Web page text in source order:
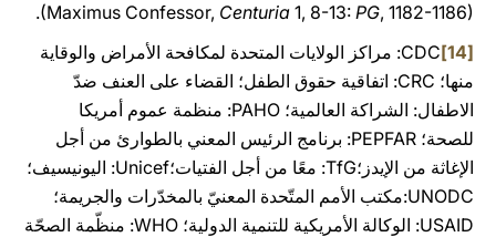
(Maximus Confessor, Centuria 1, 8-13: PG, 1182-1186).
[14]
CDC: مراكز الولايات المتحدة لمكافحة الأمراض والوقاية
منها؛ CRC: اتفاقية حقوق الطفل؛ القضاء على العنف ضدّ
الاطفال: الشراكة العالمية؛ PAHO: منظمة عموم أمريكا
للصحة؛ PEPFAR: برنامج الرئيس المعني بالطوارئ من أجل
الإغاثة من الإيدز؛TfG: معًا من أجل الفتيات؛Unicef: اليونيسيف؛
UNODC:مكتب الأمم المتّحدة المعنيّ بالمخدّرات والجريمة؛
USAID: الوكالة الأمريكية للتنمية الدولية؛ WHO: منظّمة الصحّة